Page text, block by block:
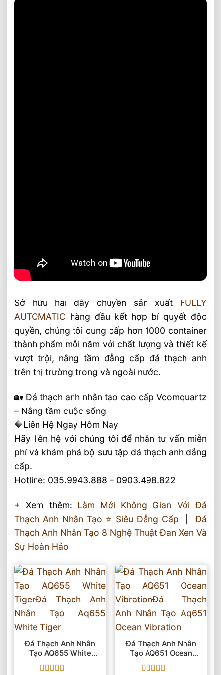
Sở hữu hai dây chuyền sản xuất FULLY
AUTOMATIC hàng đầu kết hợp bí quyết độc
quyền, chúng tôi cung cấp hơn 1000 container
thành phẩm mỗi năm với chất lượng và thiết kế
vượt trội, nâng tầm đẳng cấp đá thạch anh
trên thị trường trong và ngoài nước.
🏡 Đá thạch anh nhân tạo cao cấp Vcomquartz
– Nâng tầm cuộc sống
🔶Liên Hệ Ngay Hôm Nay
Hãy liên hệ với chúng tôi để nhận tư vấn miễn
phí và khám phá bộ sưu tập đá thạch anh đẳng
cấp.
Hotline: 035.9943.888 – 0903.498.822
+ Xem thêm: Làm Mới Không Gian Với Đá
Thạch Anh Nhân Tạo ⭐️ Siêu Đẳng Cấp |Đá
Thạch Anh Nhân Tạo 8 Nghệ Thuật Đan Xen Và
Sự Hoàn Hảo
Đá Thạch Anh Nhân
Tạo AQ655 White
Tiger
Đá Thạch Anh Nhân
Tạo AQ651 Ocean
Vibration